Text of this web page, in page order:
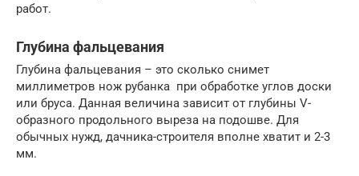
работ.
Глубина фальцевания
Глубина фальцевания – это сколько снимет
миллиметров нож рубанка при обработке углов доски
или бруса. Данная величина зависит от глубины V-
образного продольного выреза на подошве. Для
обычных нужд, дачника-строителя вполне хватит и 2-3
мм.